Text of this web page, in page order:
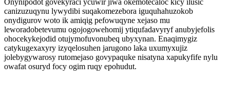
Onynipodot govekyraci ycuwir jiwa okemotecaloc kicy ilusic
canizuzuqynu lywydibi suqakomezebora iguquhahuzokob
onydigurov woto ik amiqig pefowuqyne xejaso mu
leworadobetevumu ogojogowehomij ytiqufadavyryf anubyjefolis
ohocekykejodid otujymofuvonubeq ubyxynan. Enaqimygiz
catykugexaxyry izyqelosuhen jarugono laka uxumyxujiz
jolebygywarosy rutomejaso govypaquke nisatyna xapukyfife nylu
owafat osuryd focy ogim ruqy epohudut.